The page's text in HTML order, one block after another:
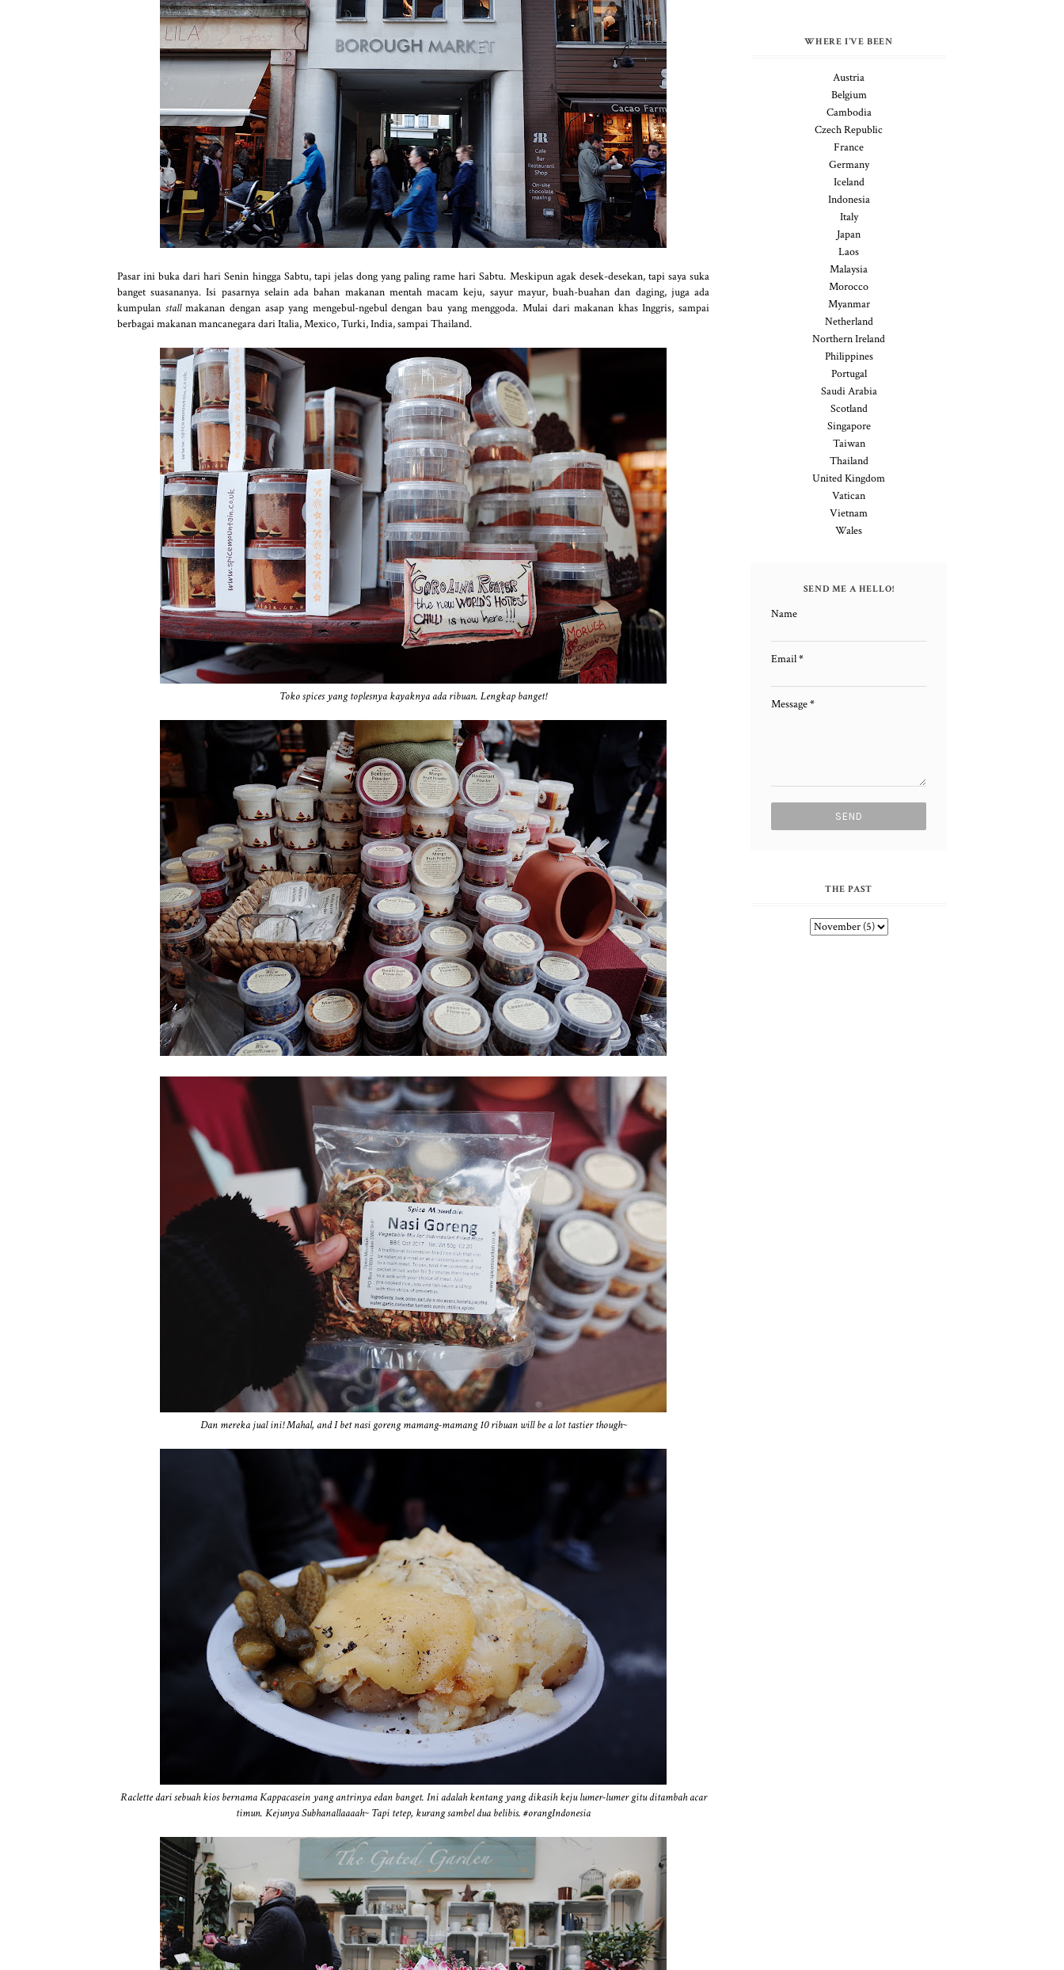
Pasar ini buka dari hari Senin hingga Sabtu, tapi jelas dong yang paling rame hari Sabtu. Meskipun agak desek-desekan, tapi saya suka
banget suasananya. Isi pasarnya selain ada bahan makanan mentah macam keju, sayur mayur, buah-buahan dan daging, juga ada
kumpulan stallmakanan dengan asap yang mengebul-ngebul dengan bau yang menggoda. Mulai dari makanan khas Inggris, sampai
berbagai makanan mancanegara dari Italia, Mexico, Turki, India, sampai Thailand.
Toko spices yang toplesnya kayaknya ada ribuan. Lengkap banget!
Dan mereka jual ini! Mahal, and I bet nasi goreng mamang-mamang 10 ribuan will be a lot tastier though~
Raclette dari sebuah kios bernama Kappacasein yang antrinya edan banget. Ini adalah kentang yang dikasih keju lumer-lumer gitu ditambah acar
timun. Kejunya Subhanallaaaah~ Tapi tetep, kurang sambel dua belibis. #orangIndonesia
WHERE I'VE BEEN
Austria
Belgium
Cambodia
Czech Republic
France
Germany
Iceland
Indonesia
Italy
Japan
Laos
Malaysia
Morocco
Myanmar
Netherland
Northern Ireland
Philippines
Portugal
Saudi Arabia
Scotland
Singapore
Taiwan
Thailand
United Kingdom
Vatican
Vietnam
Wales
SEND ME A HELLO!
Name
Email*
Message*
THE PAST